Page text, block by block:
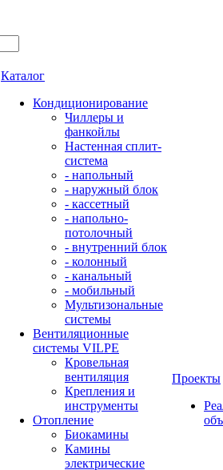
Каталог
Кондиционирование
Чиллеры и
фанкойлы
Настенная сплит-
система
- напольный
- наружный блок
- кассетный
- напольно-
потолочный
- внутренний блок
- колонный
- канальный
- мобильный
Мультизональные
системы
Вентиляционные
системы VILPE
Кровельная
вентиляция
Крепления и
инструменты
Отопление
Биокамины
Камины
электрические
Проекты